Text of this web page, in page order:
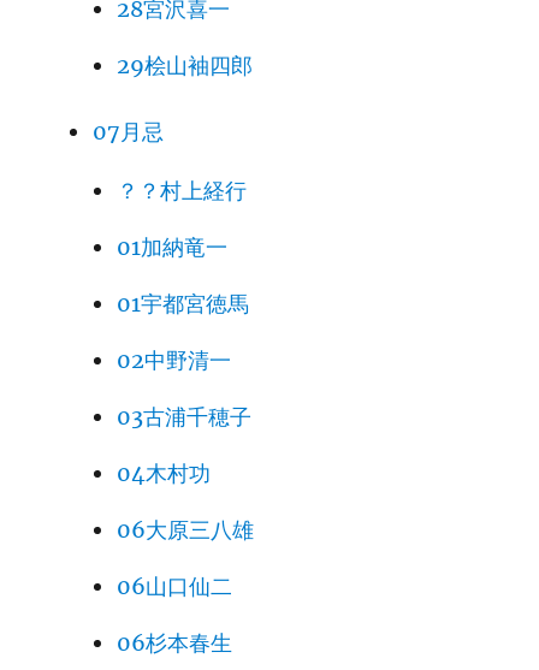
28宮沢喜一
29桧山袖四郎
07月忌
？？村上経行
01加納竜一
01宇都宮徳馬
02中野清一
03古浦千穂子
04木村功
06大原三八雄
06山口仙二
06杉本春生